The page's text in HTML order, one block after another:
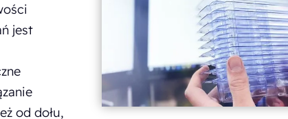
jest
od dołu,